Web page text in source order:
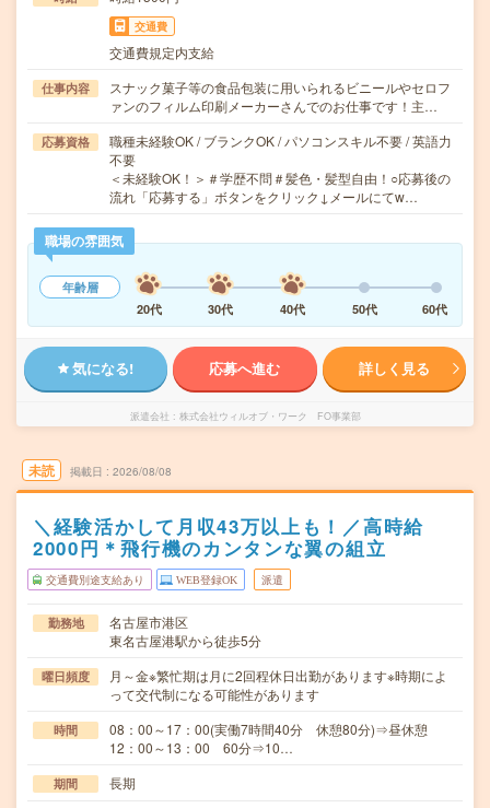
交通費
交通費規定内支給
仕事内容
スナック菓子等の食品包装に用いられるビニールやセロフ
ァンのフィルム印刷メーカーさんでのお仕事です！主…
応募資格
職種未経験OK / ブランクOK / パソコンスキル不要 / 英語力
不要
＜未経験OK！＞＃学歴不問＃髪色・髪型自由！○応募後の
流れ「応募する」ボタンをクリック↓メールにてw…
職場の雰囲気
年齢層
20代
30代 40代 50代 60代
気になる! 応募へ進む 詳しく見る
派遣会社 株式会社ウィルオブ・ワーク FO事業部
未読 掲載日 2026/08/08
＼経験活かして月収43万以上も！／高時給
2000円＊飛行機のカンタンな翼の組立
交通費別途支給あり WEB登録OK 派遣
勤務地
名古屋市港区
東名古屋港駅から徒歩5分
曜日頻度
月～金※繁忙期は月に2回程休日出勤があります※時期によ
って交代制になる可能性があります
時間
08：00～17：00(実働7時間40分 休憩80分)⇒昼休憩
12：00～13：00 60分⇒10…
期間 長期